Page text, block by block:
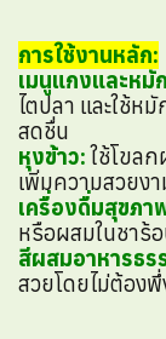
การใช้งานหลัก:
เมนูแกงและหมั
ไตปลา และใช้ห
สดชื่น
หุงข้าว:ใช้โขล
เพิ่มความสวยง
เครื่องดื่มสุขภา
หรือผสมในชาร้
สีผสมอาหารธร
สวยโดยไม่ต้อง